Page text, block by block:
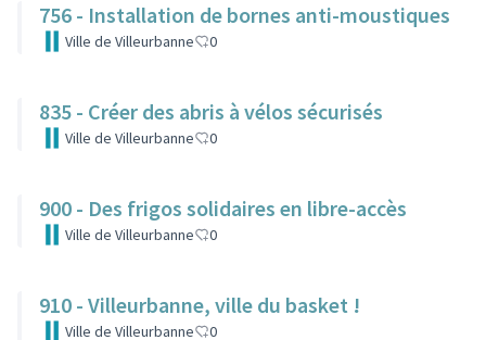
756 - Installation de bornes anti-moustiques
Ville de Villeurbanne 0
835 - Créer des abris à vélos sécurisés
Ville de Villeurbanne 0
900 - Des frigos solidaires en libre-accès
Ville de Villeurbanne 0
910 - Villeurbanne, ville du basket !
Ville de Villeurbanne 0